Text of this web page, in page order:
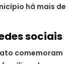
há mais de
sociais
comemoram